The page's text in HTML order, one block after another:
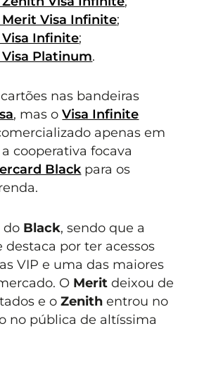
Visa Infinite;
Infinite;
Platinum.
nas bandeiras
, mas oVisa Infinite
apenas em
cooperativa focava
Blackpara os
do Black, sendo que a
destaca por ter acessos
VIP e uma das maiores
O Meritdeixou de
e oZenithentrou no
no pública de altíssima